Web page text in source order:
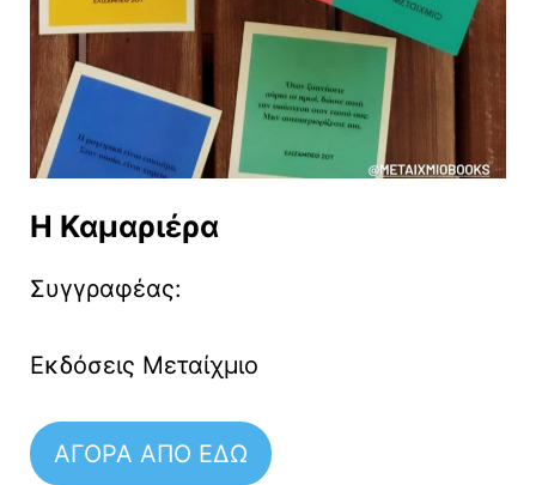
Η Καμαριέρα
Συγγραφέας:
Εκδόσεις Μεταίχμιο
ΑΓΟΡΑ ΑΠΟ ΕΔΩ